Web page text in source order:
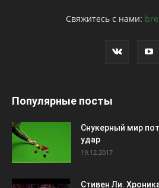
Свяжитесь с нами:
Популярные посты
Снукерный мир
удар
19.12.2017
Стивен Ли.